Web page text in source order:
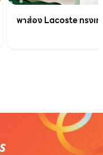
พาส่อง Lacoste ทรงเ